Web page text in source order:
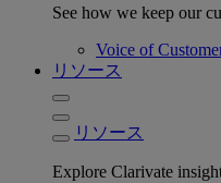
See how we keep our
Voice of
リソース
リソース
Explore Clarivate